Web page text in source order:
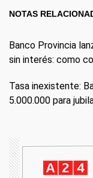
NOTAS
Banco Provincia
sin interés: como
Tasa inexistente:
5.000.000 para